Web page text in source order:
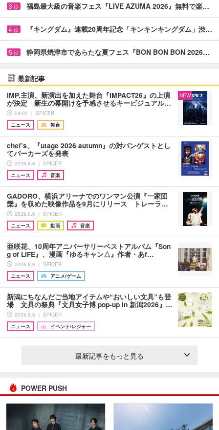
3 位 福島最大級の音楽フェス『LIVE AZUMA 2026』無料で楽…
4 位 『キングダム』連載20周年記念「キンキンキングダム」渋…
5 位 静岡県焼津市であらたな夏フェス『BON BON BON 2026…
最新記事
IMP.主演、新演出を加えた舞台『IMPACT26』の上演
が決定 新生の幕開けを予感させるキービジュアル…
04:00 ｜ SPICER
ニュース
舞台
NEW
chef’s、『utage 2026 autumn』の対バンゲストとし
てパーカーズを発表
2026.8.6 ｜ SPICER
ニュース
音楽
GADORO、横浜アリーナでのワンマン公演『一家団
欒』を収めた映像作品を9月にリリース トレーラ…
2026.8.6 ｜ SPICER
ニュース
動画 音楽
亜咲花、10周年アニバーサリーベストアルバム『Son
g of LIFE』、漫画『ゆるキャン△』作者・あf…
2026.8.6 ｜ SPICER
ニュース
アニメ/ゲーム
新潟にちなんだご当地アイテムや“おいしい文具”も登
場 文具の祭典『文具女子博 pop-up in 新潟2026』…
2026.8.6 ｜ SPICER
ニュース
イベント/レジャー
最新記事をもっと見る
POWER PUSH